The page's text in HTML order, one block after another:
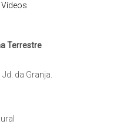
Vídeos
Terrestre
da Granja.